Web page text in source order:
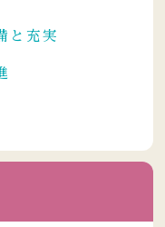
と充実